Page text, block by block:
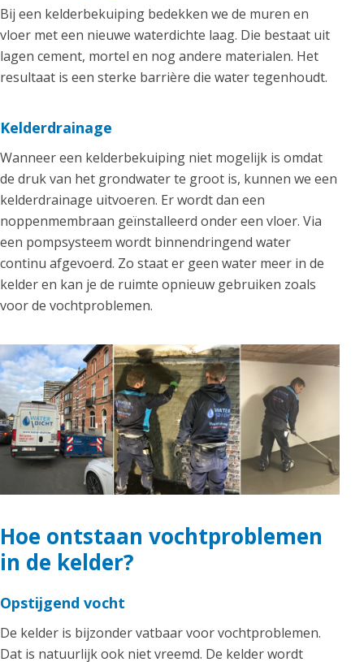
Bij een kelderbekuiping bedekken we de muren en
vloer met een nieuwe waterdichte laag. Die bestaat uit
lagen cement, mortel en nog andere materialen. Het
resultaat is een sterke barrière die water tegenhoudt.
Kelderdrainage
Wanneer een kelderbekuiping niet mogelijk is omdat
de druk van het grondwater te groot is, kunnen we een
kelderdrainage uitvoeren. Er wordt dan een
noppenmembraan geïnstalleerd onder een vloer. Via
een pompsysteem wordt binnendringend water
continu afgevoerd. Zo staat er geen water meer in de
kelder en kan je de ruimte opnieuw gebruiken zoals
voor de vochtproblemen.
Hoe ontstaan vochtproblemen
in de kelder?
Opstijgend vocht
De kelder is bijzonder vatbaar voor vochtproblemen.
Dat is natuurlijk ook niet vreemd. De kelder wordt